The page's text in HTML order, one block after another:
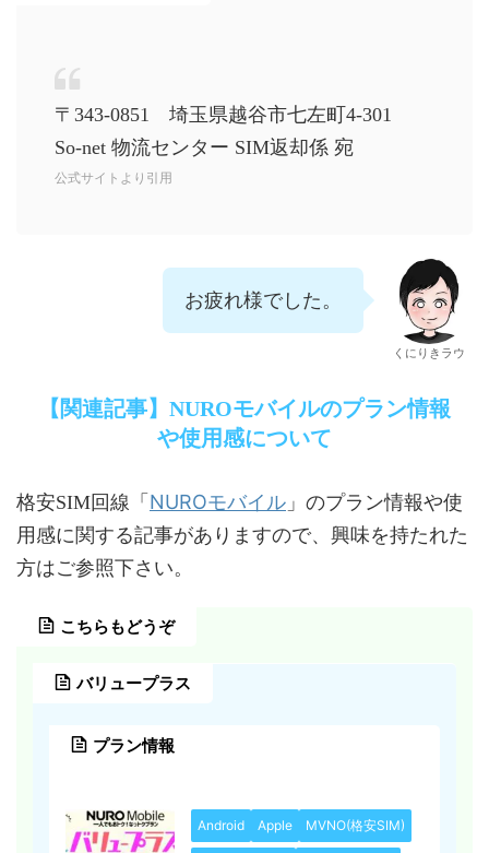
〒343-0851 埼玉県越谷市七左町4-301
So-net 物流センター SIM返却係 宛
公式サイトより引用
お疲れ様でした。
くにりきラウ
【関連記事】NUROモバイルのプラン情報
や使用感について
格安SIM回線「 NUROモバイル 」のプラン情報や使
用感に関する記事がありますので、興味を持たれた
方はご参照下さい。
こちらもどうぞ
バリュープラス
プラン情報
Android Apple MVNO(格安SIM)